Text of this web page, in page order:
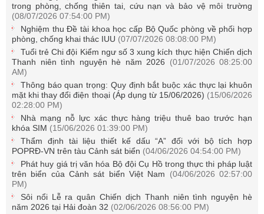
trong phòng, chống thiên tai, cứu nạn và bảo vệ môi trường
(08/07/2026 07:54:00 PM)
Nghiệm thu Đề tài khoa học cấp Bộ Quốc phòng về phối hợp
phòng, chống khai thác IUU (07/07/2026 08:08:00 PM)
Tuổi trẻ Chi đội Kiểm ngư số 3 xung kích thực hiện Chiến dịch
Thanh niên tình nguyện hè năm 2026 (01/07/2026 08:25:00
AM)
Thông báo quan trọng: Quy định bắt buộc xác thực lại khuôn
mặt khi thay đổi điện thoại (Áp dụng từ 15/06/2026) (15/06/2026
02:28:00 PM)
Nhà mạng nỗ lực xác thực hàng triệu thuê bao trước hạn
khóa SIM (15/06/2026 01:39:00 PM)
Thẩm định tài liệu thiết kế dấu “A” đối với bộ tích hợp
POPRĐ-VN trên tàu Cảnh sát biển (04/06/2026 04:54:00 PM)
Phát huy giá trị văn hóa Bộ đội Cụ Hồ trong thực thi pháp luật
trên biển của Cảnh sát biển Việt Nam (04/06/2026 02:57:00
PM)
Sôi nổi Lễ ra quân Chiến dịch Thanh niên tình nguyện hè
năm 2026 tại Hải đoàn 32 (02/06/2026 08:56:00 PM)